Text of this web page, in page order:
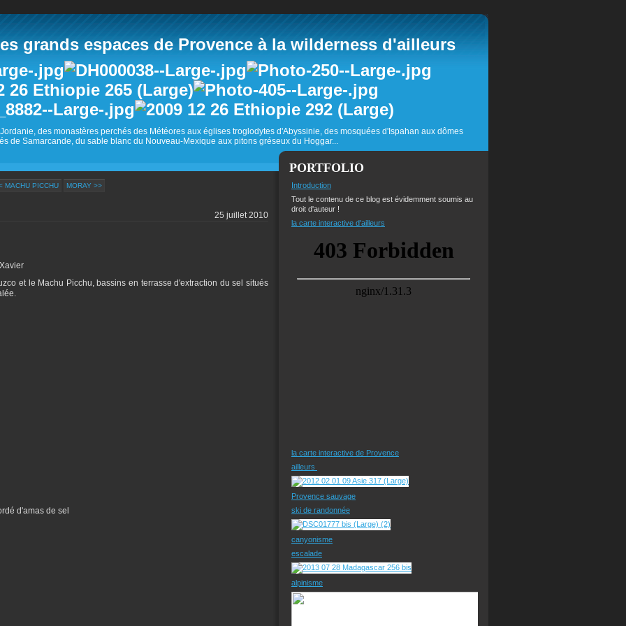
grands espaces de Provence à la wilderness d'ailleurs
des monastères perchés des Météores aux églises troglodytes d'Abyssinie, des mosquées d'Ispahan aux dômes
de Samarcande, du sable blanc du Nouveau-Mexique aux pitons gréseux du Hoggar...
MACHU PICCHU MORAY >>
25 juillet 2010
et le Machu Picchu, bassins en terrasse d'extraction du sel situés
d'amas de sel
PORTFOLIO
Introduction
Tout le contenu de ce blog est évidemment soumis au
droit d'auteur !
la carte interactive d'ailleurs
la carte interactive de Provence
ailleurs
Provence sauvage
ski de randonnée
canyonisme
escalade
alpinisme